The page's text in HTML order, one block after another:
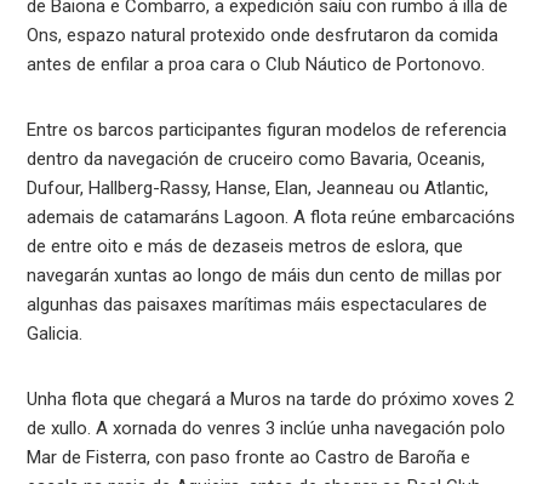
de Baiona e Combarro, a expedición saíu con rumbo á illa de
Ons, espazo natural protexido onde desfrutaron da comida
antes de enfilar a proa cara o Club Náutico de Portonovo.
Entre os barcos participantes figuran modelos de referencia
dentro da navegación de cruceiro como Bavaria, Oceanis,
Dufour, Hallberg-Rassy, Hanse, Elan, Jeanneau ou Atlantic,
ademais de catamaráns Lagoon. A flota reúne embarcacións
de entre oito e más de dezaseis metros de eslora, que
navegarán xuntas ao longo de máis dun cento de millas por
algunhas das paisaxes marítimas máis espectaculares de
Galicia.
Unha flota que chegará a Muros na tarde do próximo xoves 2
de xullo. A xornada do venres 3 inclúe unha navegación polo
Mar de Fisterra, con paso fronte ao Castro de Baroña e